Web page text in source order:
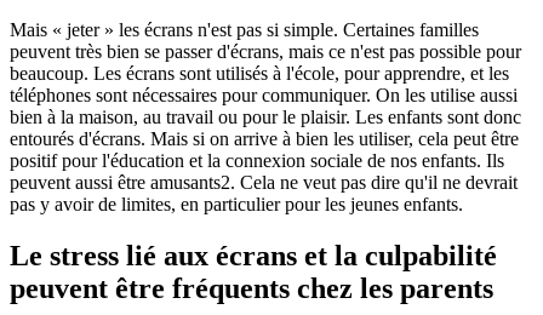
Mais « jeter » les écrans n'est pas si simple. Certaines familles
peuvent très bien se passer d'écrans, mais ce n'est pas possible pour
beaucoup. Les écrans sont utilisés à l'école, pour apprendre, et les
téléphones sont nécessaires pour communiquer. On les utilise aussi
bien à la maison, au travail ou pour le plaisir. Les enfants sont donc
entourés d'écrans. Mais si on arrive à bien les utiliser, cela peut être
positif pour l'éducation et la connexion sociale de nos enfants. Ils
peuvent aussi être amusants2. Cela ne veut pas dire qu'il ne devrait
pas y avoir de limites, en particulier pour les jeunes enfants.
Le stress lié aux écrans et la culpabilité
peuvent être fréquents chez les parents